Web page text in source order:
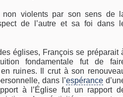
non violents par son sens de
de l’autre et sa foi dans
églises, François se préparait
fondamentale fut de
ruines. Il crut à son
dans l’espérance
à l’Église fut un rapport